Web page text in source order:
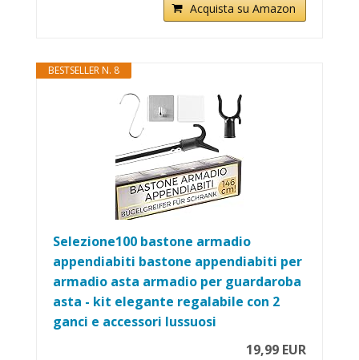
Acquista su Amazon
BESTSELLER N. 8
Selezione100 bastone armadio
appendiabiti bastone appendiabiti per
armadio asta armadio per guardaroba
asta - kit elegante regalabile con 2
ganci e accessori lussuosi
19,99 EUR